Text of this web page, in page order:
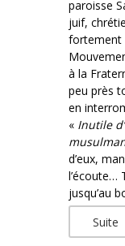
paroisse
juif,
fortement
à la
peu près
en
« Inutile
d’eux,
l’écoute…
jusqu’au
Suite